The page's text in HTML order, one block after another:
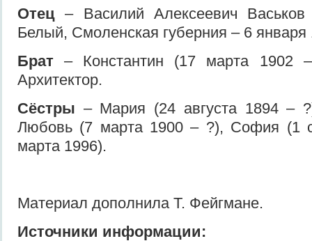
Отец– Василий Алексеевич
Белый, Смоленская губерния – 6 января
Брат – Константин (17 марта 1902
Архитектор.
Сёстры – Мария (24 августа 1894 –
Любовь (7 марта 1900 – ?), София (1
марта 1996).
Материал дополнила Т. Фейгмане.
Источники информации: